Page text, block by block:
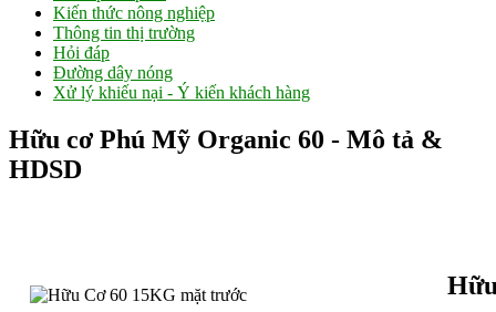
Kiến thức nông nghiệp
Thông tin thị trường
Hỏi đáp
Đường dây nóng
Xử lý khiếu nại - Ý kiến khách hàng
Hữu cơ Phú Mỹ Organic 60 - Mô tả &
HDSD